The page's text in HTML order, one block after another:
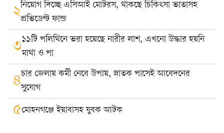
২নিয়োগ দিচ্ছে এসিআই মোটরস, থাকছে চিকিৎসা ভাতাসহ
প্রভিডেন্ট ফান্ড
৩১১টি পলিথিনে ভরা হয়েছে নারীর লাশ, এখনো উদ্ধার হয়নি
মাথা ও পা
৪চার জেলায় কর্মী নেবে উপায়, স্নাতক পাসেই আবেদনের
সুযোগ
৫মোহনগঞ্জে ইয়াবাসহ যুবক আটক